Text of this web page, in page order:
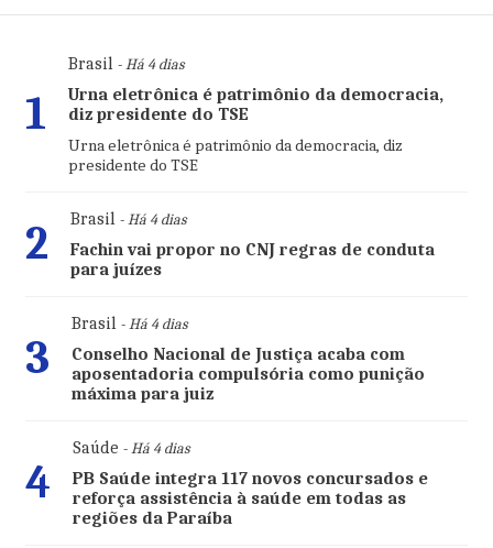
1
Brasil- Há 4 dias
Urna eletrônica é patrimônio da democracia,
diz presidente do TSE
Urna eletrônica é patrimônio da democracia, diz
presidente do TSE
2 Brasil- Há 4 dias
Fachin vai propor no CNJ regras de conduta
para juízes
3
Brasil- Há 4 dias
Conselho Nacional de Justiça acaba com
aposentadoria compulsória como punição
máxima para juiz
4
Saúde - Há 4 dias
PB Saúde integra 117 novos concursados e
reforça assistência à saúde em todas as
regiões da Paraíba